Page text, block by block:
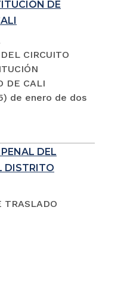
DE
CIRCUITO
DE CALI
de enero de dos
DEL
DISTRITO
TRASLADO